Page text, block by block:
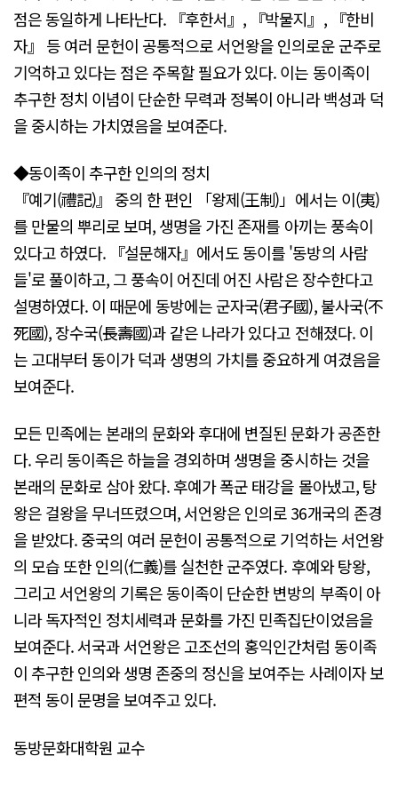
점은 동일하게 나타난다. 『후한서』, 『박물지』, 『한비
자』 등 여러 문헌이 공통적으로 서언왕을 인의로운 군주로
기억하고 있다는 점은 주목할 필요가 있다. 이는 동이족이
추구한 정치 이념이 단순한 무력과 정복이 아니라 백성과 덕
을 중시하는 가치였음을 보여준다.
◆동이족이 추구한 인의의 정치
『예기(禮記)』 중의 한 편인 「왕제(王制)」에서는 이(夷)
를 만물의 뿌리로 보며, 생명을 가진 존재를 아끼는 풍속이
있다고 하였다. 『설문해자』에서도 동이를 '동방의 사람
들'로 풀이하고, 그 풍속이 어진데 어진 사람은 장수한다고
설명하였다. 이 때문에 동방에는 군자국(君子國), 불사국(不
死國), 장수국(長壽國)과 같은 나라가 있다고 전해졌다. 이
는 고대부터 동이가 덕과 생명의 가치를 중요하게 여겼음을
보여준다.
모든 민족에는 본래의 문화와 후대에 변질된 문화가 공존한
다. 우리 동이족은 하늘을 경외하며 생명을 중시하는 것을
본래의 문화로 삼아 왔다. 후예가 폭군 태강을 몰아냈고, 탕
왕은 걸왕을 무너뜨렸으며, 서언왕은 인의로 36개국의 존경
을 받았다. 중국의 여러 문헌이 공통적으로 기억하는 서언왕
의 모습 또한 인의(仁義)를 실천한 군주였다. 후예와 탕왕,
그리고 서언왕의 기록은 동이족이 단순한 변방의 부족이 아
니라 독자적인 정치세력과 문화를 가진 민족집단이었음을
보여준다. 서국과 서언왕은 고조선의 홍익인간처럼 동이족
이 추구한 인의와 생명 존중의 정신을 보여주는 사례이자 보
편적 동이 문명을 보여주고 있다.
동방문화대학원 교수